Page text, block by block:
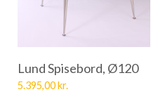
Lund Spisebord, Ø120
5.395,00kr.